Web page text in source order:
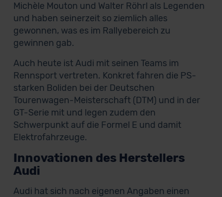
Michèle Mouton und Walter Röhrl als Legenden
und haben seinerzeit so ziemlich alles
gewonnen, was es im Rallyebereich zu
gewinnen gab.
Auch heute ist Audi mit seinen Teams im
Rennsport vertreten. Konkret fahren die PS-
starken Boliden bei der Deutschen
Tourenwagen-Meisterschaft (DTM) und in der
GT-Serie mit und legen zudem den
Schwerpunkt auf die Formel E und damit
Elektrofahrzeuge.
Innovationen des Herstellers
Audi
Audi hat sich nach eigenen Angaben einen